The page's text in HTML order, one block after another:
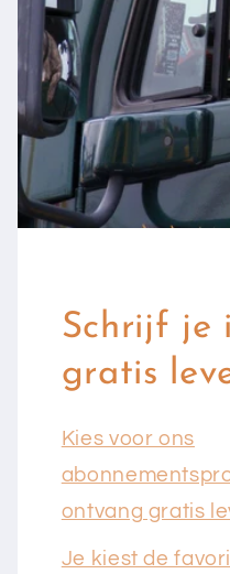
Schrijf je
gratis
Kies voor ons
ontvang gratis
Je kiest de